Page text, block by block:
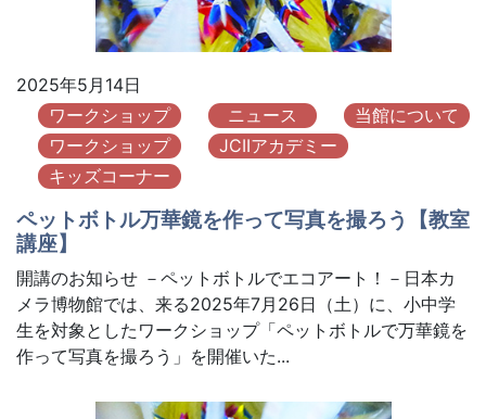
2025年5月14日
ワークショップ
ニュース
当館について
ワークショップ
JCIIアカデミー
キッズコーナー
ペットボトル万華鏡を作って写真を撮ろう【教室
講座】
開講のお知らせ －ペットボトルでエコアート！－日本カ
メラ博物館では、来る2025年7月26日（土）に、小中学
生を対象としたワークショップ「ペットボトルで万華鏡を
作って写真を撮ろう」を開催いた...